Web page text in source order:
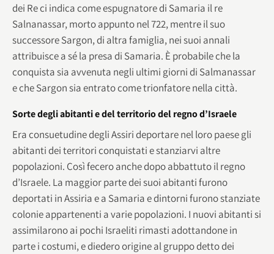
dei Re ci indica come espugnatore di Samaria il re
Salnanassar, morto appunto nel 722, mentre il suo
successore Sargon, di altra famiglia, nei suoi annali
attribuisce a sé la presa di Samaria. È probabile che la
conquista sia avvenuta negli ultimi giorni di Salmanassar
e che Sargon sia entrato come trionfatore nella città.
Sorte degli abitanti e del territorio del regno d’Israele
Era consuetudine degli Assiri deportare nel loro paese gli
abitanti dei territori conquistati e stanziarvi altre
popolazioni. Così fecero anche dopo abbattuto il regno
d’Israele. La maggior parte dei suoi abitanti furono
deportati in Assiria e a Samaria e dintorni furono stanziate
colonie appartenenti a varie popolazioni. I nuovi abitanti si
assimilarono ai pochi Israeliti rimasti adottandone in
parte i costumi, e diedero origine al gruppo detto dei